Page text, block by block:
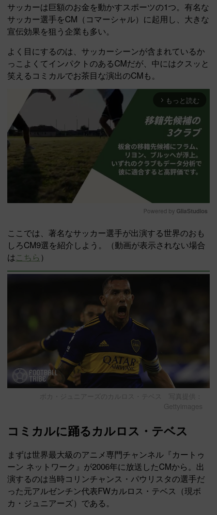
サッカーは巨額のお金を動かすスポーツの1つ。有名な
サッカー選手をCM（コマーシャル）に起用し、大きな
宣伝効果を狙う企業も多い。
よく目にするのは、サッカーシーンが含まれているか
っこよくてインパクトのあるCMだが、中にはクスッと
笑えるコミカルでお茶目な演出のCMも。
arrow_forward_ios もっと読む
Mute
Powered by GliaStudios
ここでは、著名なサッカー選手が出演する世界のおも
しろCM9選を紹介しよう。（動画が表示されない場合
はこちら ）
ボカ・ジュニアーズのカルロス・テベス 写真提供：
Gettyimages
コミカルに踊るカルロス・テベス
まずは世界最大級のアニメ専門チャンネル『カートゥ
ーン ネットワーク』が2006年に放送したCMから。出
演するのは当時コリンチャンス・パウリスタの選手だ
った元アルゼンチン代表FWカルロス・テベス（現ボ
カ・ジュニアーズ）である。